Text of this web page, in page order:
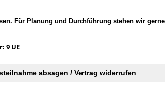
Für Planung und Durchführung stehen wir gerne
9 UE
absagen / Vertrag widerrufen